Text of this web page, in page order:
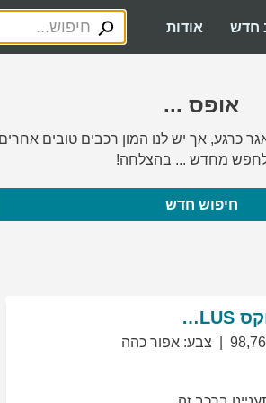
חדש אודות
אופס ...
כרגע, אך יש לנו המון רכבים טובים
מחדש ... בהצלחה!
חיפוש חדש
LT PLUS
צבע: אפור כהה